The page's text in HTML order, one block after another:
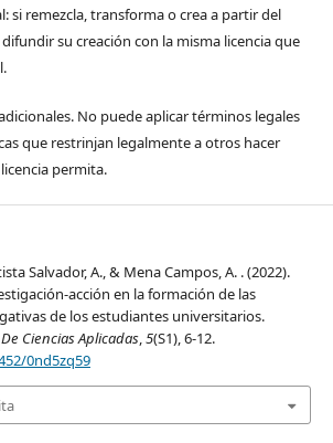
si remezcla, transforma o crea a partir del
su creación con la misma licencia que
No puede aplicar términos legales
que restrinjan legalmente a otros hacer
permita.
Salvador, A., & Mena Campos, A. . (2022).
acción en la formación de las
de los estudiantes universitarios.
Ciencias Aplicadas,5(S1), 6-12.
0nd5zq59